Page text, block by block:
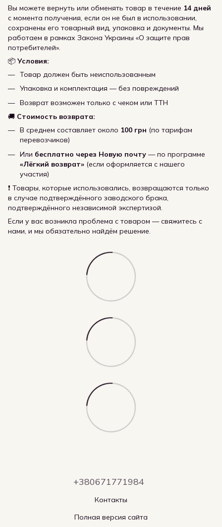
Вы можете вернуть или обменять товар в течение 14 дней
с момента получения, если он не был в использовании,
сохранены его товарный вид, упаковка и документы. Мы
работаем в рамках Закона Украины «О защите прав
потребителей».
📦 Условия:
Товар должен быть неиспользованным
Упаковка и комплектация — без повреждений
Возврат возможен только с чеком или ТТН
🚚 Стоимость возврата:
В среднем составляет около 100 грн (по тарифам
перевозчиков)
Или бесплатно через Новую почту — по программе
«Лёгкий возврат» (если оформляется с нашего
участия)
❗ Товары, которые использовались, возвращаются только
в случае подтверждённого заводского брака,
подтверждённого независимой экспертизой.
Если у вас возникла проблема с товаром — свяжитесь с
нами, и мы обязательно найдём решение.
+380671771984
Контакты
Полная версия сайта